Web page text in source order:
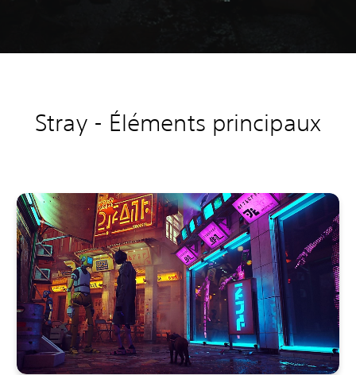
Stray - Éléments principaux